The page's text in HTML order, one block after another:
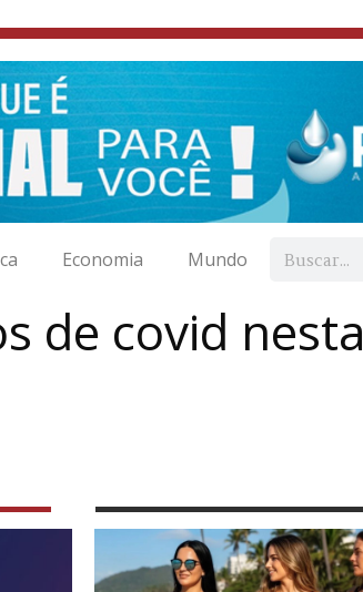
Economia Mundo
de covid nesta